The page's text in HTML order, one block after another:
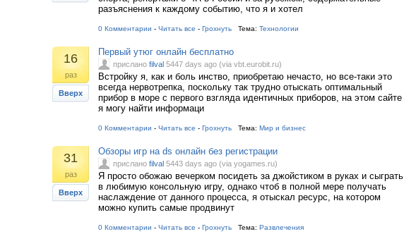
разъяснения к каждому событию, что я и хотел
0 Комментарии - Читать все - Грохнуть Тема: Технологии
16
раз
Вверх
Первый утюг онлайн бесплатно
прислано filval 5447 days ago (via vbt.eurobit.ru)
Встройку я, как и боль инство, приобретаю нечасто, но все-таки это
всегда нервотрепка, поскольку так трудно отыскать оптимальный
прибор в море с первого взгляда идентичных приборов, на этом сайте
я могу найти информаци
0 Комментарии - Читать все - Грохнуть Тема: Мир и бизнес
31
раз
Вверх
Обзоры игр на ds онлайн без регистрации
прислано filval 5443 days ago (via yogames.ru)
Я просто обожаю вечерком посидеть за джойстиком в руках и сыграть
в любимую консольную игру, однако чтоб в полной мере получать
наслаждение от данного процесса, я отыскал ресурс, на котором
можно купить самые продвинут
0 Комментарии - Читать все - Грохнуть Тема: Развлечения